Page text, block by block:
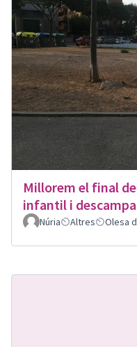
Millorem el final
infantil i
Núria Altres Olesa